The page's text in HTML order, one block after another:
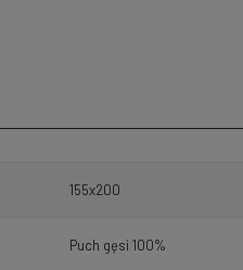
155x200
Puch gęsi 100%